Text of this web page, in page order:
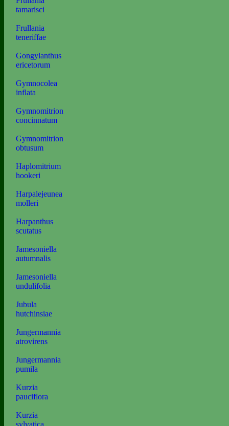
tamarisci
Frullania
teneriffae
Gongylanthus
ericetorum
Gymnocolea
inflata
Gymnomitrion
concinnatum
Gymnomitrion
obtusum
Haplomitrium
hookeri
Harpalejeunea
molleri
Harpanthus
scutatus
Jamesoniella
autumnalis
Jamesoniella
undulifolia
Jubula
hutchinsiae
Jungermannia
atrovirens
Jungermannia
pumila
Kurzia
pauciflora
Kurzia